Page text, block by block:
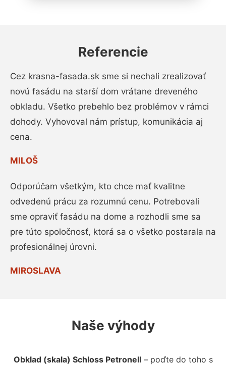
Referencie
Cez krasna-fasada.sk sme si nechali zrealizovať
novú fasádu na starší dom vrátane dreveného
obkladu. Všetko prebehlo bez problémov v rámci
dohody. Vyhovoval nám prístup, komunikácia aj
cena.
MILOŠ
Odporúčam všetkým, kto chce mať kvalitne
odvedenú prácu za rozumnú cenu. Potrebovali
sme opraviť fasádu na dome a rozhodli sme sa
pre túto spoločnosť, ktorá sa o všetko postarala na
profesionálnej úrovni.
MIROSLAVA
Naše výhody
Obklad (skala) Schloss Petronell– poďte do toho s